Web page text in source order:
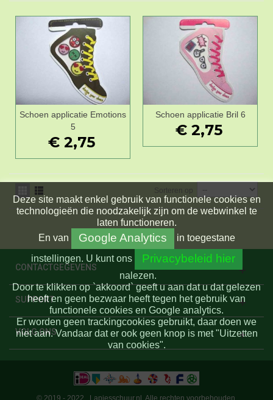
Schoen applicatie Emotions
5
€ 2,75
Schoen applicatie Bril 6
€ 2,75
Sorteren op
CONTACTGEGEVENS
SUPPORT
VOLG ONS
Deze site maakt enkel gebruik van functionele cookies en
technologieën die noodzakelijk zijn om de webwinkel te
laten functioneren.
En van Google Analytics
in toegestane
instellingen. U kunt ons Privacybeleid hier
nalezen.
Door te klikken op `akkoord` geeft u aan dat u dat gelezen
heeft en geen bezwaar heeft tegen het gebruik van
functionele cookies en Google analytics.
Er worden geen trackingcookies gebruikt, daar doen we
niet aan. Vandaar dat er ook geen knop is met "Uitzetten
van cookies".